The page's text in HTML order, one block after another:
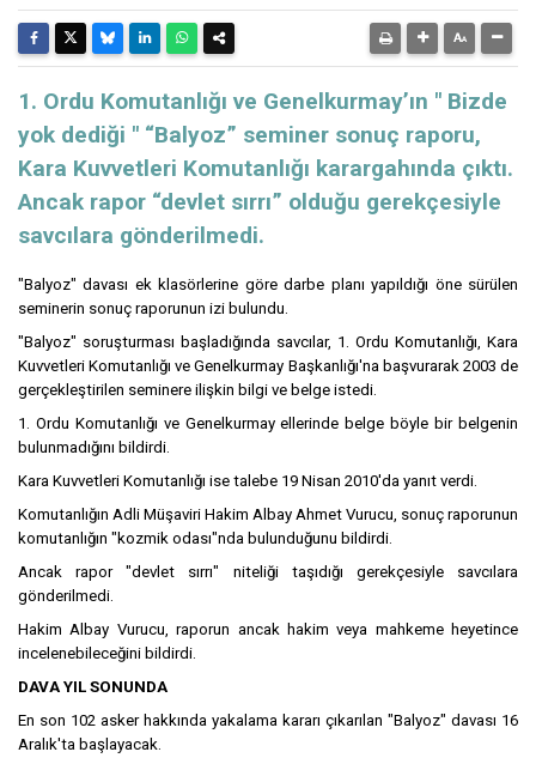
1. Ordu Komutanlığı ve Genelkurmay’ın " Bizde
yok dediği " “Balyoz” seminer sonuç raporu,
Kara Kuvvetleri Komutanlığı karargahında çıktı.
Ancak rapor “devlet sırrı” olduğu gerekçesiyle
savcılara gönderilmedi.
"Balyoz" davası ek klasörlerine göre darbe planı yapıldığı öne sürülen
seminerin sonuç raporunun izi bulundu.
"Balyoz" soruşturması başladığında savcılar, 1. Ordu Komutanlığı, Kara
Kuvvetleri Komutanlığı ve Genelkurmay Başkanlığı'na başvurarak 2003 de
gerçekleştirilen seminere ilişkin bilgi ve belge istedi.
1. Ordu Komutanlığı ve Genelkurmay ellerinde belge böyle bir belgenin
bulunmadığını bildirdi.
Kara Kuvvetleri Komutanlığı ise talebe 19 Nisan 2010'da yanıt verdi.
Komutanlığın Adli Müşaviri Hakim Albay Ahmet Vurucu, sonuç raporunun
komutanlığın "kozmik odası"nda bulunduğunu bildirdi.
Ancak rapor "devlet sırrı" niteliği taşıdığı gerekçesiyle savcılara
gönderilmedi.
Hakim Albay Vurucu, raporun ancak hakim veya mahkeme heyetince
incelenebileceğini bildirdi.
DAVA YIL SONUNDA
En son 102 asker hakkında yakalama kararı çıkarılan "Balyoz" davası 16
Aralık'ta başlayacak.